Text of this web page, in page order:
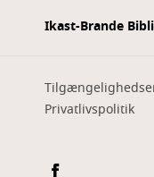
Ikast-Brande
Privatlivspolitik